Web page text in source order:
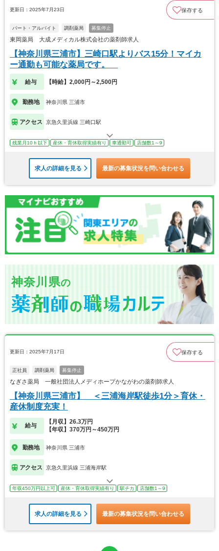
更新日：2025年7月23日 保存する
パート・アルバイト 調剤薬局 募集停止
東岡薬局 大成メディカル株式会社の薬剤師求人
【神奈川県三浦市】三崎口駅よりバス15分！マイカ
ー通勤も可能な薬局です。
給与 【時給】2,000円～2,500円
勤務地 神奈川県 三浦市
アクセス 京急久里浜線 三崎口駅
残業月10ｈ以下 産休・育休取得実績有り 車通勤可 店舗数1～9
求人の詳細を見る 最新の募集状況を問い合わせる
神奈川県の
更新日：2025年7月17日 保存する
正社員 調剤薬局 募集停止
なぎさ薬局 一般社団法人メディホープかながわの薬剤師求人
【神奈川県三浦市】 ＜三浦海岸駅徒歩1分＞育休・
産休制度充実！
給与
【月収】26.3万円
【年収】370万円～450万円
勤務地 神奈川県 三浦市
アクセス 京急久里浜線 三浦海岸駅
年収450万円以上可 産休・育休取得実績有り 駅チカ 店舗数1～9
求人の詳細を見る 最新の募集状況を問い合わせる